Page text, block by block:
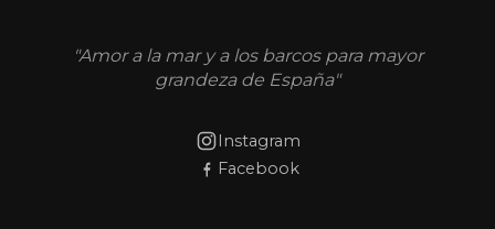
"Amor a la mar y a los barcos para mayor
grandeza de España"
Instagram
Facebook